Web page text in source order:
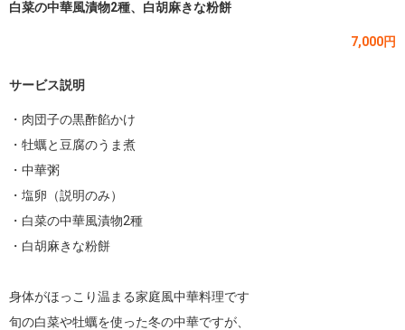
白菜の中華風漬物2種、白胡麻きな粉餅
7,000円
サービス説明
・肉団子の黒酢餡かけ
・牡蠣と豆腐のうま煮
・中華粥
・塩卵（説明のみ）
・白菜の中華風漬物2種
・白胡麻きな粉餅
身体がほっこり温まる家庭風中華料理です
旬の白菜や牡蠣を使った冬の中華ですが、